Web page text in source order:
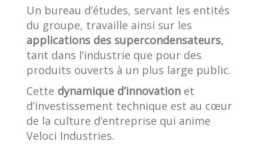
Un bureau d’études, servant les entités
du groupe, travaille ainsi sur les
applications des supercondensateurs,
tant dans l’industrie que pour des
produits ouverts à un plus large public.
Cette dynamique d’innovation et
d’investissement technique est au cœur
de la culture d’entreprise qui anime
Veloci Industries.